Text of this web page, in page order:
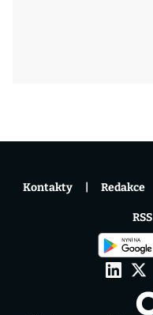
Kontakty Redakce
RSS